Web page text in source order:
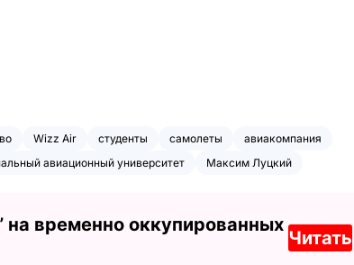
Wizz Air студенты самолеты
авиакомпания
авиационный университет Максим Луцкий
на временно оккупированных
Читать